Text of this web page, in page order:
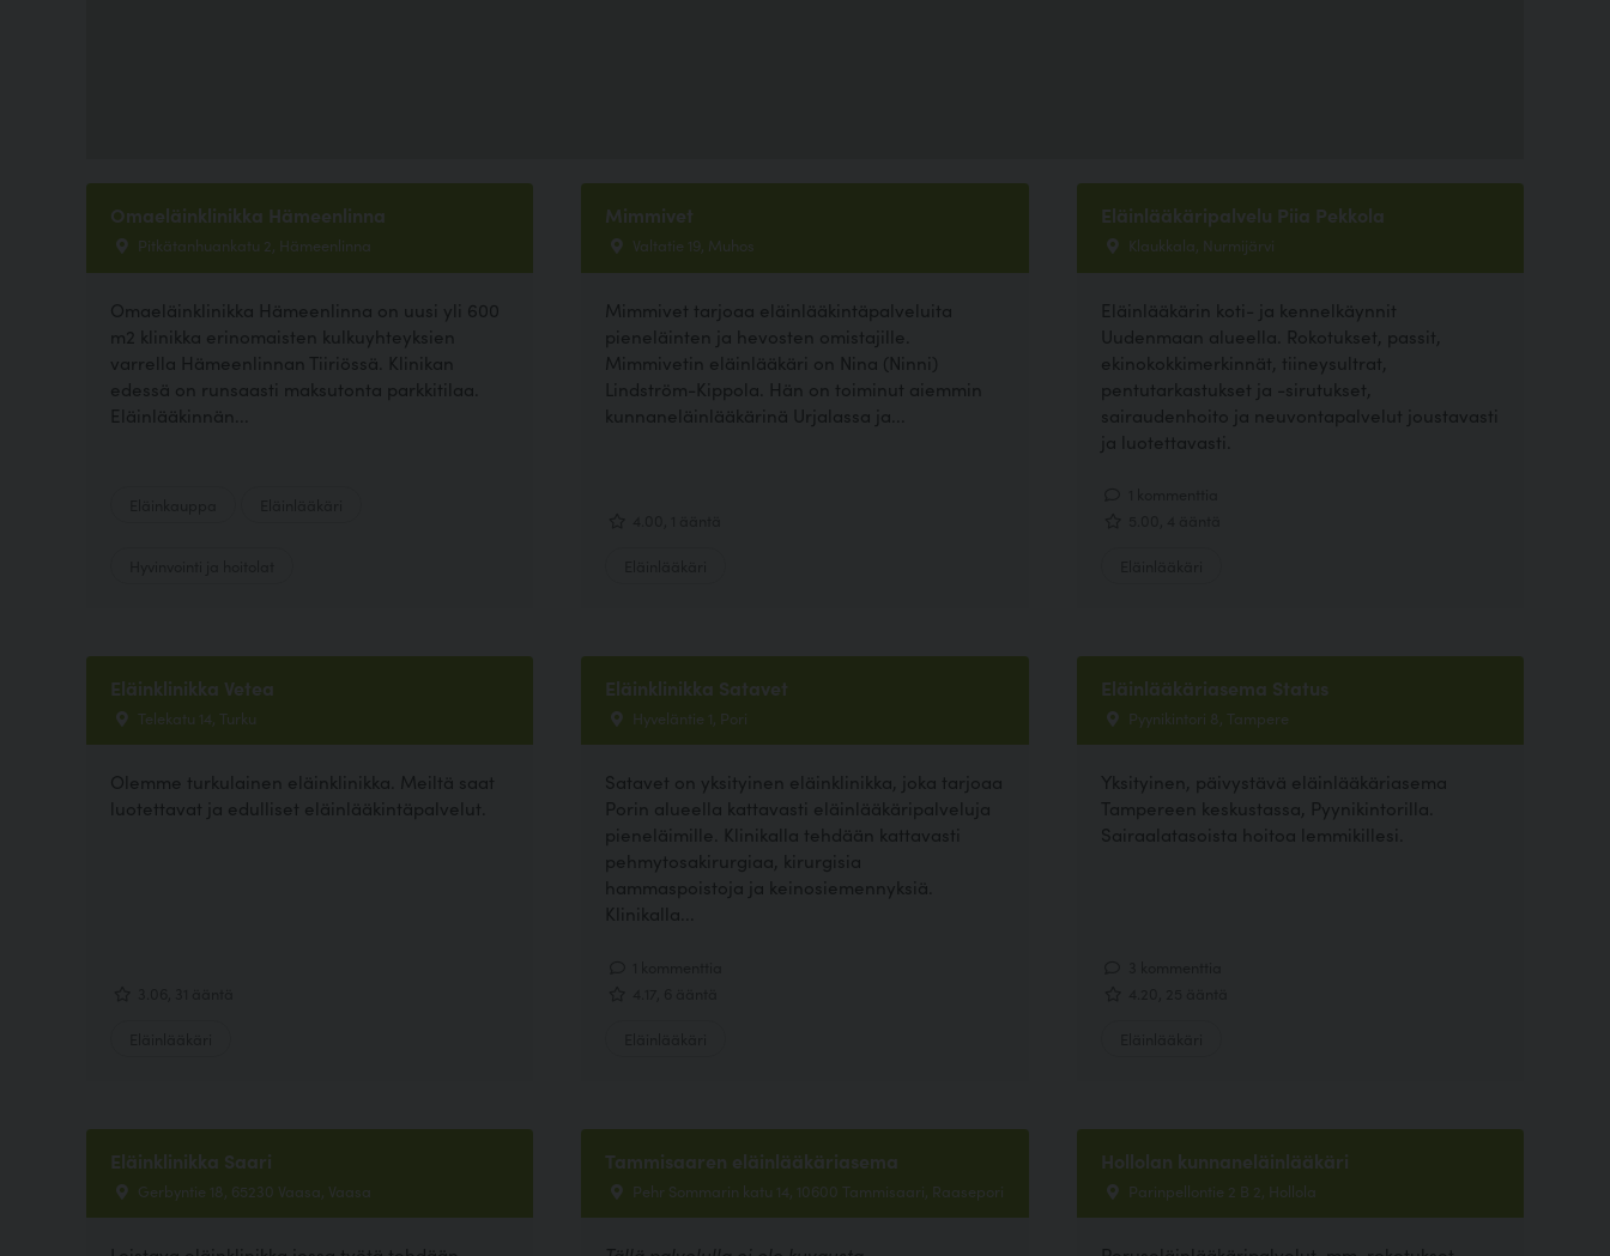
Omaeläinklinikka Hämeenlinna
Pitkätanhuankatu 2, Hämeenlinna
Omaeläinklinikka Hämeenlinna on uusi yli 600
m2 klinikka erinomaisten kulkuyhteyksien
varrella Hämeenlinnan Tiiriössä. Klinikan
edessä on runsaasti maksutonta parkkitilaa.
Eläinlääkinnän...
Mimmivet
Valtatie 19, Muhos
Mimmivet tarjoaa eläinlääkintäpalveluita
pieneläinten ja hevosten omistajille.
Mimmivetin eläinlääkäri on Nina (Ninni)
Lindström-Kippola. Hän on toiminut aiemmin
kunnaneläinlääkärinä Urjalassa ja...
Eläinlääkäripalvelu Piia Pekkola
Klaukkala, Nurmijärvi
Eläinlääkärin koti- ja kennelkäynnit
Uudenmaan alueella. Rokotukset, passit,
ekinokokkimerkinnät, tiineysultrat,
pentutarkastukset ja -sirutukset,
sairaudenhoito ja neuvontapalvelut joustavasti
ja luotettavasti.
Eläinklinikka Vetea
Telekatu 14, Turku
Olemme turkulainen eläinklinikka. Meiltä saat
luotettavat ja edulliset eläinlääkintäpalvelut.
Eläinklinikka Satavet
Hyveläntie 1, Pori
Satavet on yksityinen eläinklinikka, joka tarjoaa
Porin alueella kattavasti eläinlääkäripalveluja
pieneläimille. Klinikalla tehdään kattavasti
pehmytosakirurgiaa, kirurgisia
hammaspoistoja ja keinosiemennyksiä.
Klinikalla...
Eläinlääkäriasema Status
Pyynikintori 8, Tampere
Yksityinen, päivystävä eläinlääkäriasema
Tampereen keskustassa, Pyynikintorilla.
Sairaalatasoista hoitoa lemmikillesi.
Eläinklinikka Saari
Gerbyntie 18, 65230 Vaasa, Vaasa
Tammisaaren eläinlääkäriasema
Pehr Sommarin katu 14, 10600 Tammisaari, Raasepori
Hollolan kunnaneläinlääkäri
Parinpellontie 2 B 2, Hollola